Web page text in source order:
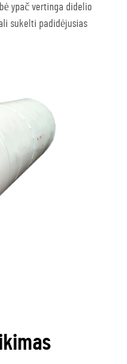
ypač vertinga didelio
sukelti padidėjusias